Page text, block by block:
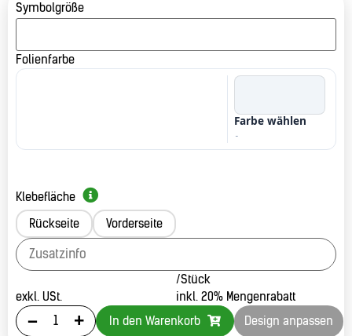
/Stück
exkl. USt.
inkl. 20% Mengenrabatt
Symbolgröße
Folienfarbe
Farbe wählen
-
Klebefläche
Rückseite
Vorderseite
- + In den Warenkorb Design anpassen